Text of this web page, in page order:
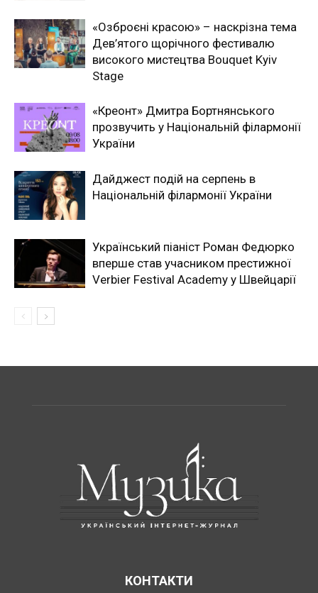
«Озброєні красою» – наскрізна тема
Дев’ятого щорічного фестивалю
високого мистецтва Bouquet Kyiv
Stage
«Креонт» Дмитра Бортнянського
прозвучить у Національній філармонії
України
Дайджест подій на серпень в
Національній філармонії України
Український піаніст Роман Федюрко
вперше став учасником престижної
Verbier Festival Academy у Швейцарії
КОНТАКТИ